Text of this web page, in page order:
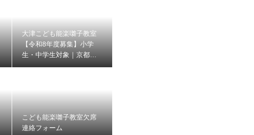
大津こども能楽囃子教室
【令和8年度募集】小学
生・中学生対象｜京都能
こども能楽囃子教室欠席
連絡フォーム